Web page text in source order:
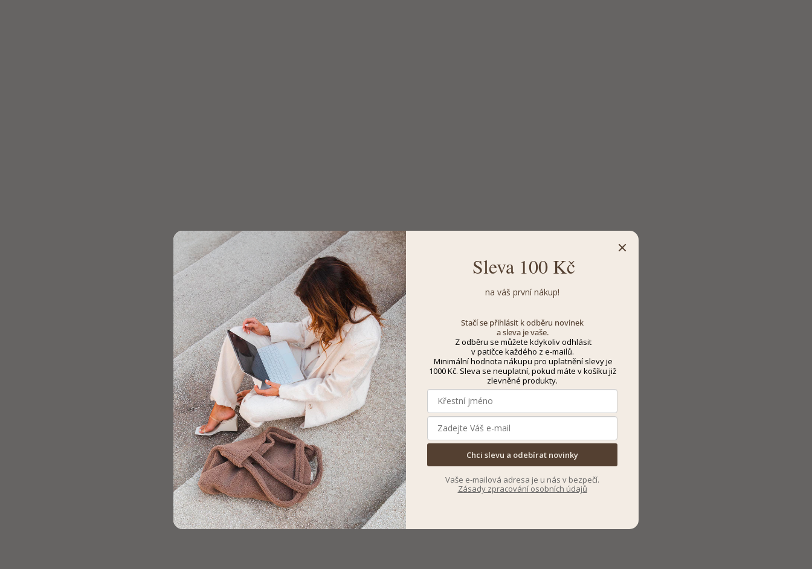
Sleva 100 Kč
na váš první nákup!
Stačí se přihlásit k odběru novinek
a sleva je vaše.
Z odběru se můžete kdykoliv odhlásit
v patičce každého z e-mailů.
Minimální hodnota nákupu pro uplatnění slevy je
1000 Kč. Sleva se neuplatní, pokud máte v košíku již
zlevněné produkty.
Chci slevu a odebírat novinky
Vaše e-mailová adresa je u nás v bezpečí.
Zásady zpracování osobních údajů